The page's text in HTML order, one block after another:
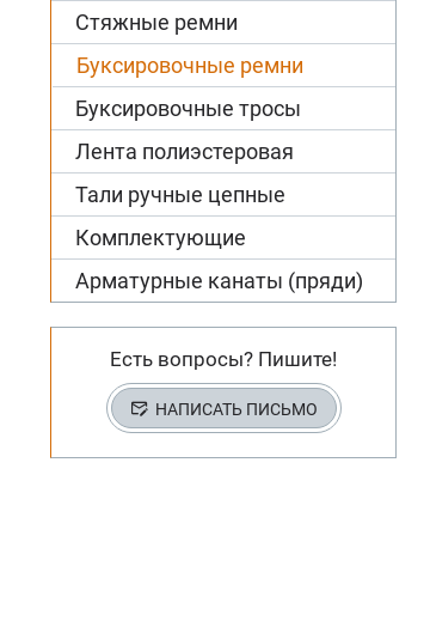
Стяжные ремни
Буксировочные ремни
Буксировочные тросы
Лента полиэстеровая
Тали ручные цепные
Комплектующие
Арматурные канаты (пряди)
Есть вопросы? Пишите!
НАПИСАТЬ ПИСЬМО